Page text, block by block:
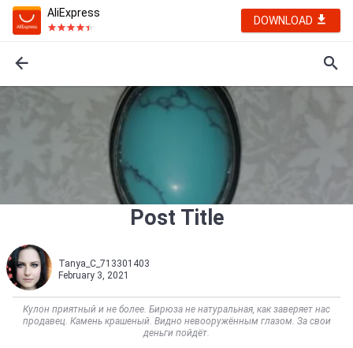
AliExpress
DOWNLOAD
Post Title
Tanya_C_713301403
February 3, 2021
Кулон приятный и не более. Бирюза не натуральная, как заверяет нас
продавец. Камень крашеный. Видно невооружённым глазом. За свои
деньги пойдёт.